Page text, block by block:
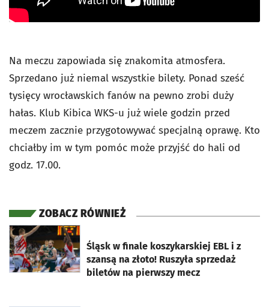
Na meczu zapowiada się znakomita atmosfera.
Sprzedano już niemal wszystkie bilety. Ponad sześć
tysięcy wrocławskich fanów na pewno zrobi duży
hałas. Klub Kibica WKS-u już wiele godzin przed
meczem zacznie przygotowywać specjalną oprawę. Kto
chciałby im w tym pomóc może przyjść do hali od
godz. 17.00.
ZOBACZ RÓWNIEŻ
Śląsk w finale koszykarskiej EBL i z
szansą na złoto! Ruszyła sprzedaż
biletów na pierwszy mecz
otworzy się w nowej karcie